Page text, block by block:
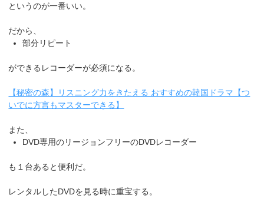
というのが一番いい。
だから、
部分リピート
ができるレコーダーが必須になる。
【秘密の森】リスニング力をきたえる おすすめの韓国ドラマ【つ
いでに方言もマスターできる】
また、
DVD専用のリージョンフリーのDVDレコーダー
も１台あると便利だ。
レンタルしたDVDを見る時に重宝する。